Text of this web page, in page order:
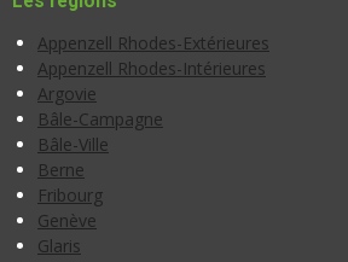
Appenzell Rhodes-Extérieures
Appenzell Rhodes-Intérieures
Argovie
Bâle-Campagne
Bâle-Ville
Berne
Fribourg
Genève
Glaris